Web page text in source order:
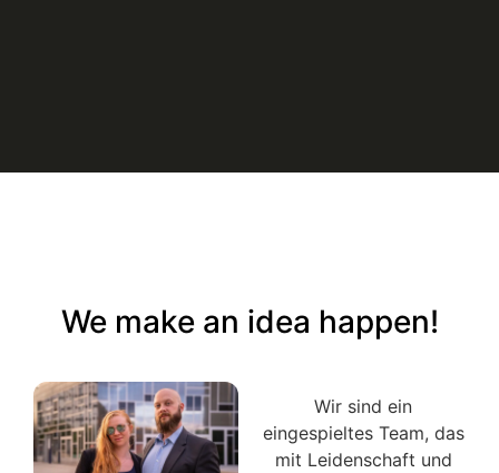
We make an idea happen!
Wir sind ein
eingespieltes Team, das
mit Leidenschaft und